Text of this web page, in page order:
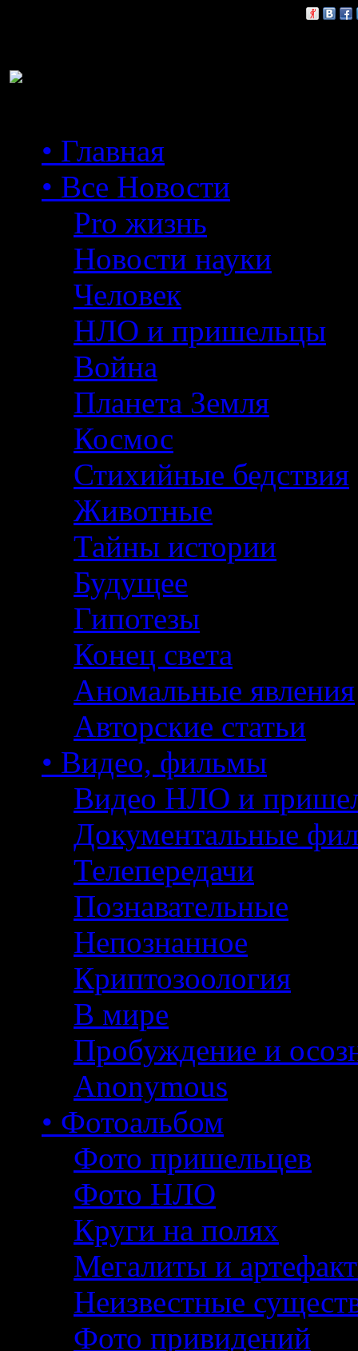
• Главная
• Все Новости
Pro жизнь
Новости науки
Человек
НЛО и пришельцы
Война
Планета Земля
Космос
Стихийные бедствия
Животные
Тайны истории
Будущее
Гипотезы
Конец света
Аномальные явления
Авторские статьи
• Видео, фильмы
Видео НЛО и
Документальные
Телепередачи
Познавательные
Непознанное
Криптозоология
В мире
Пробуждение и
Anonymous
• Фотоальбом
Фото пришельцев
Фото НЛО
Круги на полях
Мегалиты и
Неизвестные
Фото привидений